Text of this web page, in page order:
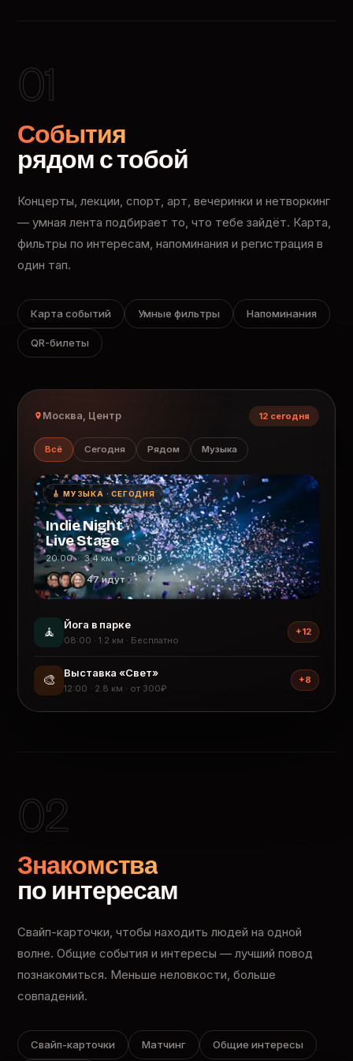
01
События
рядом с тобой
Концерты, лекции, спорт, арт, вечеринки и нетворкинг
— умная лента подбирает то, что тебе зайдёт. Карта,
фильтры по интересам, напоминания и регистрация в
один тап.
Карта событий Умные фильтры Напоминания
QR-билеты
Москва, Центр 12 сегодня
Всё Сегодня Рядом Музыка
🎸 МУЗЫКА · СЕГОДНЯ
Indie Night
Live Stage
20:00 · 3.4 км · от 800₽
47 идут
🧘 Йога в парке
08:00 · 1.2 км · Бесплатно
+12
🎨 Выставка «Свет»
12:00 · 2.8 км · от 300₽
+8
02
Знакомства
по интересам
Свайп-карточки, чтобы находить людей на одной
волне. Общие события и интересы — лучший повод
познакомиться. Меньше неловкости, больше
совпадений.
Свайп-карточки Матчинг Общие интересы